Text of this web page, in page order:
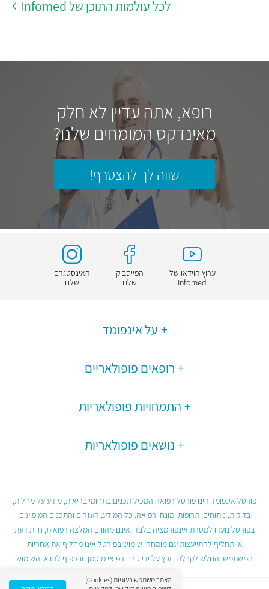
לכל עולמות התוכן של Infomed
רופא, אתה עדיין לא חלק
מאינדקס המומחים שלנו?
שווה לך להצטרף!
ערוץ הוידאו של
Infomed
הפייסבוק
שלנו
האינסטגרם
שלנו
על אינפומד
רופאים פופולאריים
התמחויות פופולאריות
נושאים פופולאריות
פורטל אינפומד הינו פורטל רפואה המכיל תכנים בתחומי בריאות, מידע על מחלות,
בדיקות, ניתוחים, תרופות ומונחי רפואה. כל המידע, העזרים והתכנים המופיעים
בפורטל נועדו למטרת אינפורמציה בלבד ואינם מהווים המלצה רפואית, חוות דעת
או תחליף להתייעצות עם מומחה. שימוש בפורטל אינו מחליף את אחריות
המשתמש והגולש לקבלת ייעוץ על ידי גורם רפואי מוסמך ובכפוף לתנאי השימוש
בפורטל.
האתר משתמש בעוגיות (Cookies)